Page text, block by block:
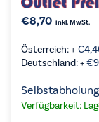
€8,70 inkl. MwSt.
Österreich: +€
Deutschland: +€
Verfügbarkeit: